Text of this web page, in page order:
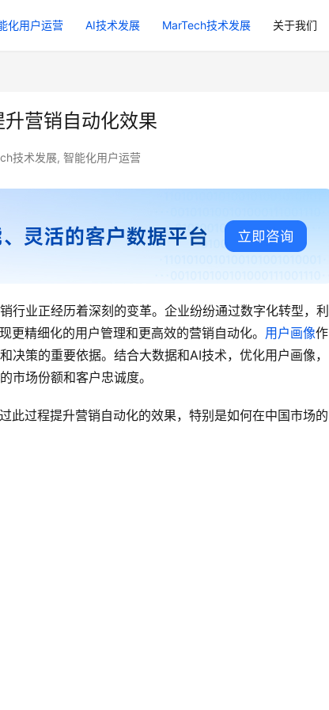
化用户运营 AI技术发展 MarTech技术发展 关于我们
营销自动化效果
技术发展, 智能化用户运营
行业正经历着深刻的变革。企业纷纷通过数字化转型，利
精细化的用户管理和更高效的营销自动化。 用户画像作
策的重要依据。结合大数据和AI技术，优化用户画像，
市场份额和客户忠诚度。
此过程提升营销自动化的效果，特别是如何在中国市场的